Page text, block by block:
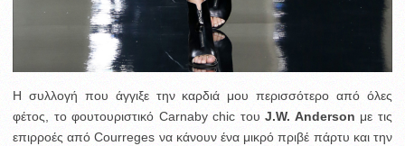
Η συλλογή που άγγιξε την καρδιά μου περισσότερο από όλες
φέτος, το φουτουριστικό Carnaby chic τουJ.W. Anderson με τις
επιρροές από Courreges να κάνουν ένα μικρό πριβέ πάρτυ και την